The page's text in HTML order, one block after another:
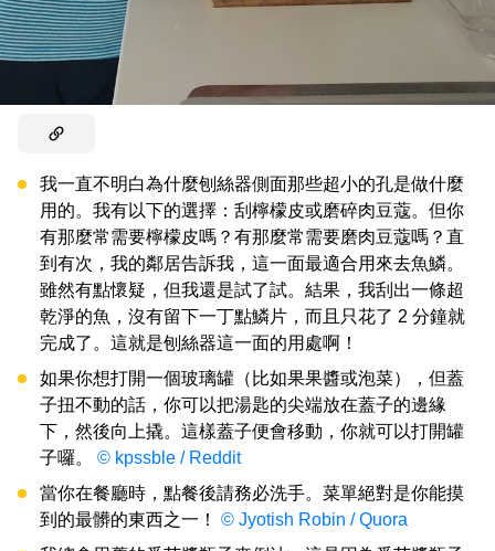
我一直不明白為什麼刨絲器側面那些超小的孔是做什麼
用的。我有以下的選擇：刮檸檬皮或磨碎肉豆蔻。但你
有那麼常需要檸檬皮嗎？有那麼常需要磨肉豆蔻嗎？直
到有次，我的鄰居告訴我，這一面最適合用來去魚鱗。
雖然有點懷疑，但我還是試了試。結果，我刮出一條超
乾淨的魚，沒有留下一丁點鱗片，而且只花了 2 分鐘就
完成了。這就是刨絲器這一面的用處啊！
如果你想打開一個玻璃罐（比如果果醬或泡菜），但蓋
子扭不動的話，你可以把湯匙的尖端放在蓋子的邊緣
下，然後向上撬。這樣蓋子便會移動，你就可以打開罐
子囉。 © kpssble / Reddit
當你在餐廳時，點餐後請務必洗手。菜單絕對是你能摸
到的最髒的東西之一！ © Jyotish Robin / Quora